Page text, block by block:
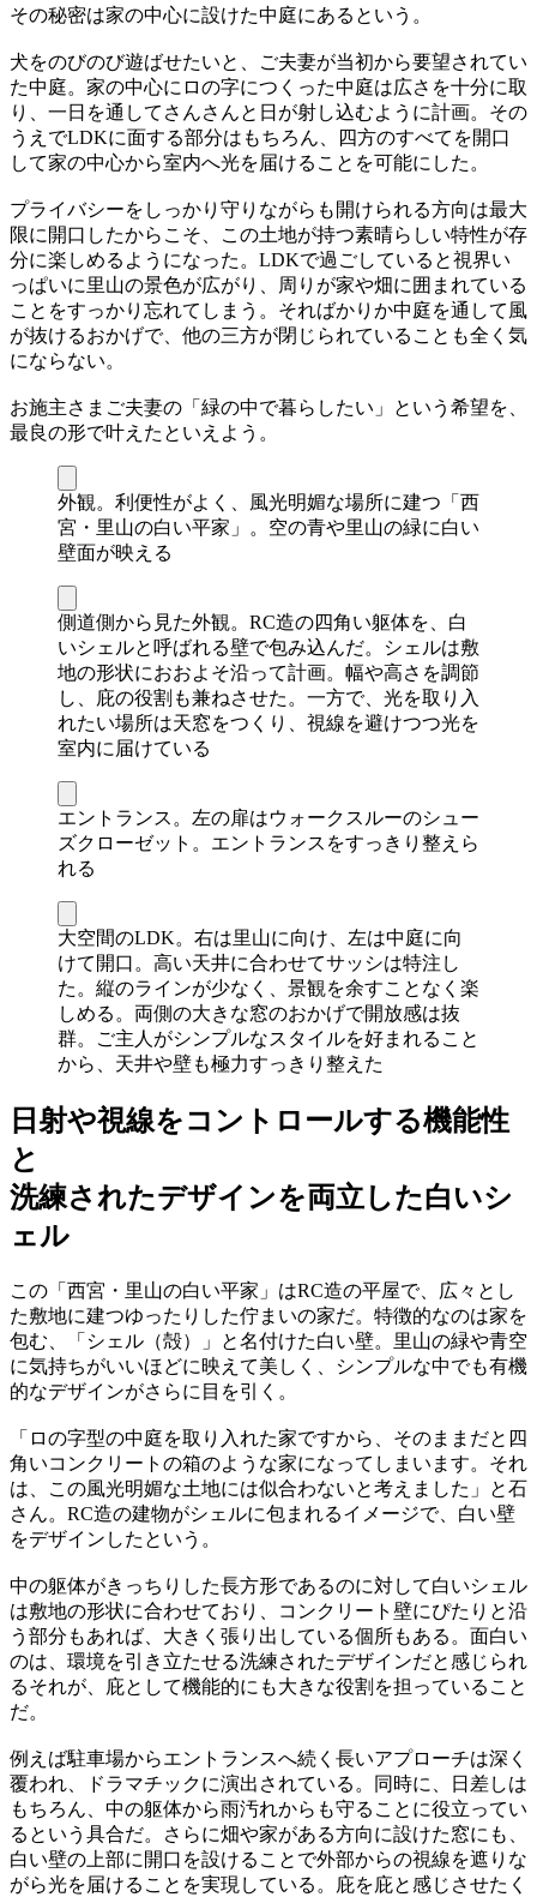
その秘密は家の中心に設けた中庭にあるという。
犬をのびのび遊ばせたいと、ご夫妻が当初から要望されてい
た中庭。家の中心にロの字につくった中庭は広さを十分に取
り、一日を通してさんさんと日が射し込むように計画。その
うえでLDKに面する部分はもちろん、四方のすべてを開口
して家の中心から室内へ光を届けることを可能にした。
プライバシーをしっかり守りながらも開けられる方向は最大
限に開口したからこそ、この土地が持つ素晴らしい特性が存
分に楽しめるようになった。LDKで過ごしていると視界い
っぱいに里山の景色が広がり、周りが家や畑に囲まれている
ことをすっかり忘れてしまう。そればかりか中庭を通して風
が抜けるおかげで、他の三方が閉じられていることも全く気
にならない。
お施主さまご夫妻の「緑の中で暮らしたい」という希望を、
最良の形で叶えたといえよう。
外観。利便性がよく、風光明媚な場所に建つ「西
宮・里山の白い平家」。空の青や里山の緑に白い
壁面が映える
側道側から見た外観。RC造の四角い躯体を、白
いシェルと呼ばれる壁で包み込んだ。シェルは敷
地の形状におおよそ沿って計画。幅や高さを調節
し、庇の役割も兼ねさせた。一方で、光を取り入
れたい場所は天窓をつくり、視線を避けつつ光を
室内に届けている
エントランス。左の扉はウォークスルーのシュー
ズクローゼット。エントランスをすっきり整えら
れる
大空間のLDK。右は里山に向け、左は中庭に向
けて開口。高い天井に合わせてサッシは特注し
た。縦のラインが少なく、景観を余すことなく楽
しめる。両側の大きな窓のおかげで開放感は抜
群。ご主人がシンプルなスタイルを好まれること
から、天井や壁も極力すっきり整えた
日射や視線をコントロールする機能性
と
洗練されたデザインを両立した白いシ
ェル
この「西宮・里山の白い平家」はRC造の平屋で、広々とし
た敷地に建つゆったりした佇まいの家だ。特徴的なのは家を
包む、「シェル（殻）」と名付けた白い壁。里山の緑や青空
に気持ちがいいほどに映えて美しく、シンプルな中でも有機
的なデザインがさらに目を引く。
「ロの字型の中庭を取り入れた家ですから、そのままだと四
角いコンクリートの箱のような家になってしまいます。それ
は、この風光明媚な土地には似合わないと考えました」と石
さん。RC造の建物がシェルに包まれるイメージで、白い壁
をデザインしたという。
中の躯体がきっちりした長方形であるのに対して白いシェル
は敷地の形状に合わせており、コンクリート壁にぴたりと沿
う部分もあれば、大きく張り出している個所もある。面白い
のは、環境を引き立たせる洗練されたデザインだと感じられ
るそれが、庇として機能的にも大きな役割を担っていること
だ。
例えば駐車場からエントランスへ続く長いアプローチは深く
覆われ、ドラマチックに演出されている。同時に、日差しは
もちろん、中の躯体から雨汚れからも守ることに役立ってい
るという具合だ。さらに畑や家がある方向に設けた窓にも、
白い壁の上部に開口を設けることで外部からの視線を遮りな
がら光を届けることを実現している。庇を庇と感じさせたく